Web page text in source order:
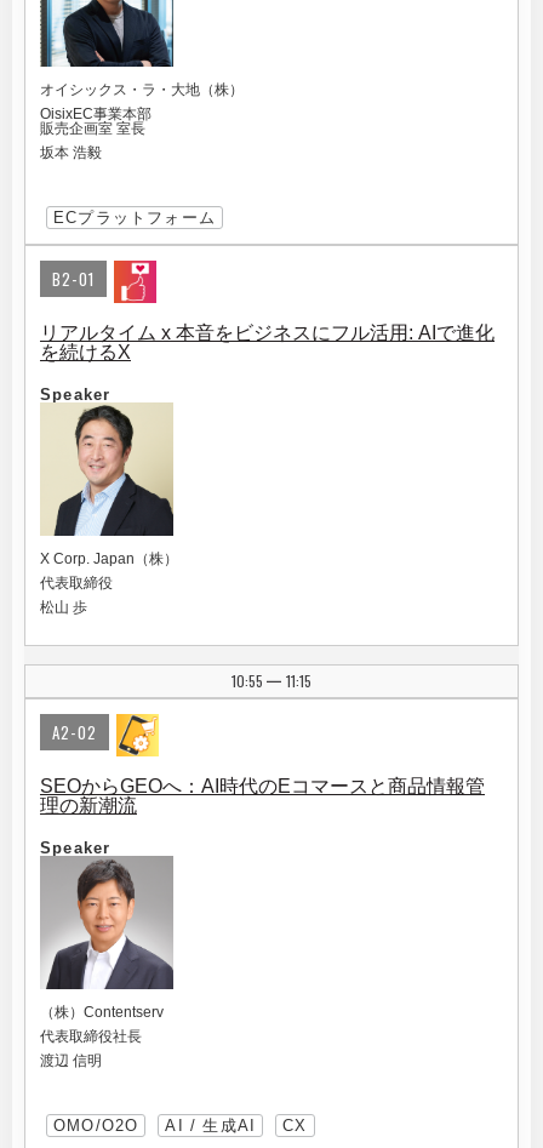
オイシックス・ラ・大地（株）
OisixEC事業本部
販売企画室 室長
坂本 浩毅
ECプラットフォーム
B2-01
リアルタイム x 本音をビジネスにフル活用: AIで進化
を続けるX
Speaker
X Corp. Japan（株）
代表取締役
松山 歩
10:55 | 11:15
A2-02
SEOからGEOへ：AI時代のEコマースと商品情報管
理の新潮流
Speaker
（株）Contentserv
代表取締役社長
渡辺 信明
OMO/O2O AI / 生成AI CX